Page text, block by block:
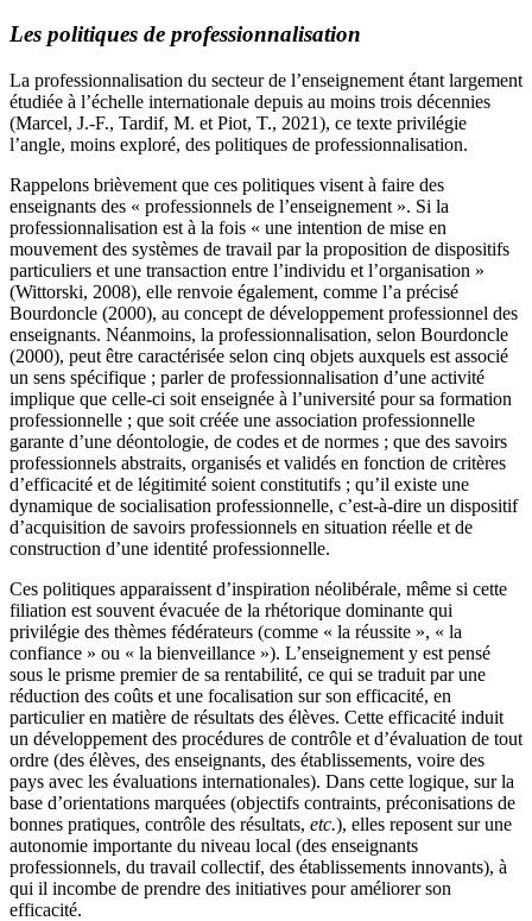
Les politiques de professionnalisation
La professionnalisation du secteur de l’enseignement étant largement
étudiée à l’échelle internationale depuis au moins trois décennies
(Marcel, J.-F., Tardif, M. et Piot, T., 2021), ce texte privilégie
l’angle, moins exploré, des politiques de professionnalisation.
Rappelons brièvement que ces politiques visent à faire des
enseignants des « professionnels de l’enseignement ». Si la
professionnalisation est à la fois « une intention de mise en
mouvement des systèmes de travail par la proposition de dispositifs
particuliers et une transaction entre l’individu et l’organisation »
(Wittorski, 2008), elle renvoie également, comme l’a précisé
Bourdoncle (2000), au concept de développement professionnel des
enseignants. Néanmoins, la professionnalisation, selon Bourdoncle
(2000), peut être caractérisée selon cinq objets auxquels est associé
un sens spécifique ; parler de professionnalisation d’une activité
implique que celle-ci soit enseignée à l’université pour sa formation
professionnelle ; que soit créée une association professionnelle
garante d’une déontologie, de codes et de normes ; que des savoirs
professionnels abstraits, organisés et validés en fonction de critères
d’efficacité et de légitimité soient constitutifs ; qu’il existe une
dynamique de socialisation professionnelle, c’est-à-dire un dispositif
d’acquisition de savoirs professionnels en situation réelle et de
construction d’une identité professionnelle.
Ces politiques apparaissent d’inspiration néolibérale, même si cette
filiation est souvent évacuée de la rhétorique dominante qui
privilégie des thèmes fédérateurs (comme « la réussite », « la
confiance » ou « la bienveillance »). L’enseignement y est pensé
sous le prisme premier de sa rentabilité, ce qui se traduit par une
réduction des coûts et une focalisation sur son efficacité, en
particulier en matière de résultats des élèves. Cette efficacité induit
un développement des procédures de contrôle et d’évaluation de tout
ordre (des élèves, des enseignants, des établissements, voire des
pays avec les évaluations internationales). Dans cette logique, sur la
base d’orientations marquées (objectifs contraints, préconisations de
bonnes pratiques, contrôle des résultats, etc.), elles reposent sur une
autonomie importante du niveau local (des enseignants
professionnels, du travail collectif, des établissements innovants), à
qui il incombe de prendre des initiatives pour améliorer son
efficacité.